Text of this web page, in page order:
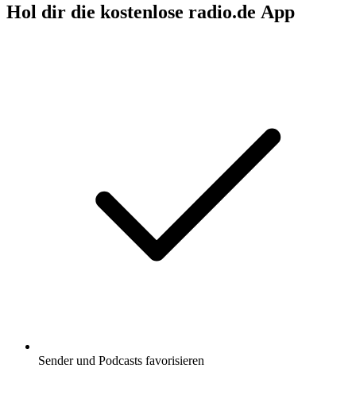
Hol dir die kostenlose radio.de App
Sender und Podcasts favorisieren